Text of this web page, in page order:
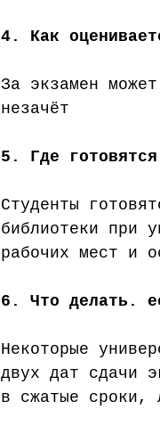
4. Как
За экзамен
незачёт
5. Где
Студенты
библиотеки при
рабочих мест и
6. Что делать.
Некоторые
двух дат сдачи
в сжатые сроки,